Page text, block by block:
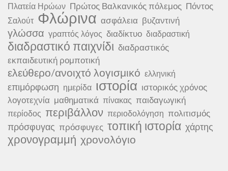
Πλατεία Ηρώων Πρώτος Βαλκανικός πόλεμος Πόντος
Σαλούτ Φλώρινα ασφάλεια βυζαντινή
γλώσσα γραπτός λόγος διαδίκτυο διαδραστική
διαδραστικό παιχνίδι διαδραστικός
εκπαιδευτική ρομποτική
ελεύθερο/ανοιχτό λογισμικό ελληνική
επιμόρφωση ημερίδα ιστορία ιστορικός χρόνος
λογοτεχνία μαθηματικά πίνακας παιδαγωγική
περίοδος περιβάλλον περιοδολόγηση πολιτισμός
πρόσφυγας πρόσφυγες τοπική ιστορία χάρτης
χρονογραμμή χρονολόγιο